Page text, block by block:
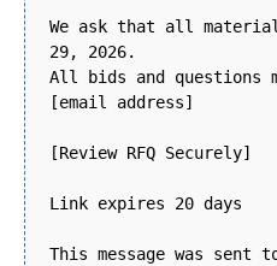
We ask that all
29, 2026.
All bids and questions
[email address]
[Review RFQ Securely]
Link expires 20 days
This message was sent